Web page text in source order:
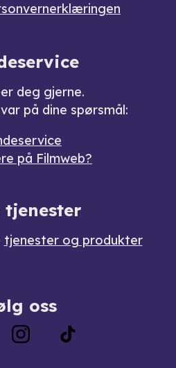
deg gjerne.
på dine spørsmål:
på Filmweb?
tjenester
tjenester og produkter
oss